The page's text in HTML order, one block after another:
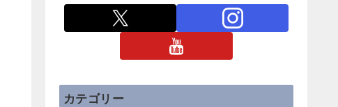
カテゴリー